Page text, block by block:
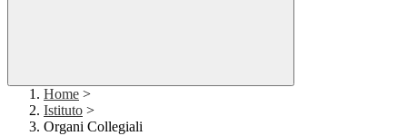
Home >
Istituto >
Organi Collegiali